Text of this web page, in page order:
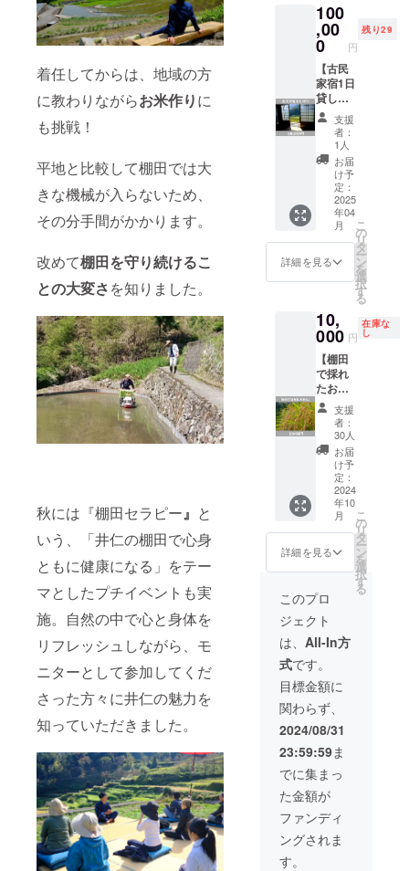
着任してからは、地域の方
に教わりながらお米作りに
も挑戦！
平地と比較して棚田では大
きな機械が入らないため、
その分手間がかかります。
改めて棚田を守り続けるこ
との大変さを知りました。
秋には『棚田セラピー』 と
いう、「井仁の棚田で心身
ともに健康になる」をテー
マとしたプチイベントも実
施。自然の中で心と身体を
リフレッシュしながら、モ
ニターとして参加してくだ
さった方々に井仁の魅力を
知っていただきました。
介+棚田
散歩
15:00
宿でプ
チトー
ク（古
民家宿
の立ち
上げに
つい
て）
16:00
イベン
ト終
了・自
由交流
に参加
される
ご記入
くださ
い。後
日メー
ルにて
詳細の
ご連絡
をさせ
ていた
だきま
す。 ※
自家用
車でお
越しの
方は井
交流館
のグラ
へお停
めくだ
さい。
するこ
とがで
きま
す。 世
界で活
躍され
たプロ
のウェ
イク
サー
ファー
の方に
ご協力
いただ
いてい
るの
心者の
方も安
ウェイ
クサー
フィン
の時間
は15分
程度で
す。 ＜
スケ
ジュー
ル＞
10:00
「道の
駅 来夢
とごう
ち」に
10:30
龍姫湖
イク
サー
フィン
12:00
「棚田
カフェ
イニミ
ニマニ
モ」で
昼食
13:00
棚田ガ
イド
15:00
終了 ※
スケ
ジュー
ルは、
掲載を
希望さ
れるお
名前を
ご記入
くださ
い。後
日メー
ルにて
確認の
ご連絡
をさせ
ていた
だきま
す。 ※
掲載期
間：古
民家宿
続する
限り掲
載させ
ていた
だきま
す。 ※
公序良
俗に反
する内
容はお
受けで
きませ
んので
ご了承
くださ
江さ
ん』に
記載し
ていた
だきま
す。 木
板は、
古民家
解体時
に出た
廃材を
加工し
たもの
を使用
してい
ます。
※掲載方
法：備
れるお
名前を
ご記入
くださ
い。後
日メー
ルにて
確認の
ご連絡
をさせ
ていた
だきま
す。 ※
掲載期
間：古
民家宿
オープ
続する
載させ
ていた
だきま
す。 ※
公序良
俗に反
する内
容はお
きませ
んので
ご了承
くださ
い。
記載や
企業ロ
ゴの印
字をし
ます。
（10×2
0cm）
記載し
た木板
は宿へ
飾らせ
ていた
だきま
す。
（2025
年3月頃
を予
定） 木
板への
記載
仁のお
寺の住
職『大
江さ
ん』に
ご協力
いただ
きま
す。 木
板は、
古民家
解体時
に出た
廃材を
加工し
たもの
を使用
※掲載方
法：備
考欄に
掲載を
希望さ
れるお
名前や
企業名
をご記
入くだ
さい。
後日
メール
にて確
認のご
連絡を
させて
いただ
100
,00
0 円
残り29
【古民
家宿1日
貸し切
りプラ
ン】 古
民家改
修後に
宿の2階
を貸し
切りで
ご利用
できま
す。 自
然に癒
された
い方や
をリフ
レッ
シュし
たい方
などに
おすす
めで
す！ お
茶を飲
んだ
り、本
を読ん
だり、
お昼寝
した
り。ご
自由に
だけま
す。 ご
支援い
ただい
た方限
定で、
木板
（大）
に『ス
ポン
サー
様』と
してお
名前を
記載し
ます。
（5×15
cm） お
支援
者：
1人
お届
け予
定：
2025
年04
月
詳細を見る
こ
の
リ
タ
ー
ン
を
選
択
す
る
10,
000 円
在庫な
し
【棚田
で採れ
たお米
3kg】
井仁の
棚田で
収穫し
た天日
干しの
新米3kg
と、感
謝のお
手紙を
お届け
いたし
ます。
除草剤
は使用
してお
らず、
低農薬
で栽培
したお
米で
す。 ＜
内容＞
名称：
井仁の
棚田の
お米
（精
米） 内
容量：
3kg 品
支援
者：
30人
お届
け予
定：
2024
年10
月
詳細を見る
こ
の
リ
タ
ー
ン
を
選
択
す
る
このプロ
ジェクト
は、 All-In方
式です。
目標金額に
関わらず、
2024/08/31
23:59:59ま
でに集まっ
た金額が
ファンディ
ングされま
す。